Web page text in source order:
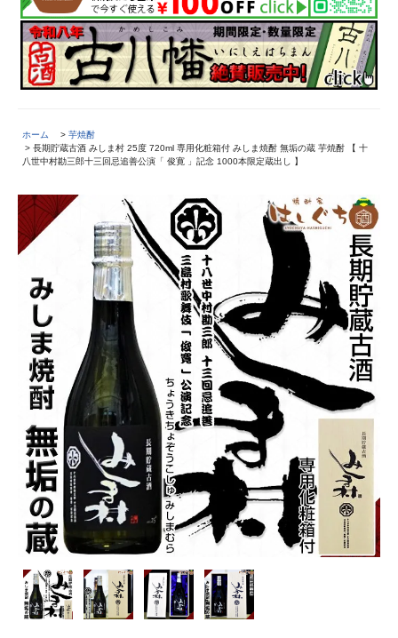
ホーム > 芋焼酎
> 長期貯蔵古酒 みしま村 25度 720ml 専用化粧箱付 みしま焼酎 無垢の蔵 芋焼酎 【 十
八世中村勘三郎十三回忌追善公演「 俊寛 」記念 1000本限定蔵出し 】